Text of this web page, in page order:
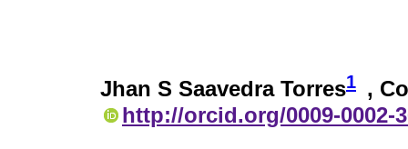
Jhan S Saavedra Torres1 ,
http://orcid.org/0009-0002-